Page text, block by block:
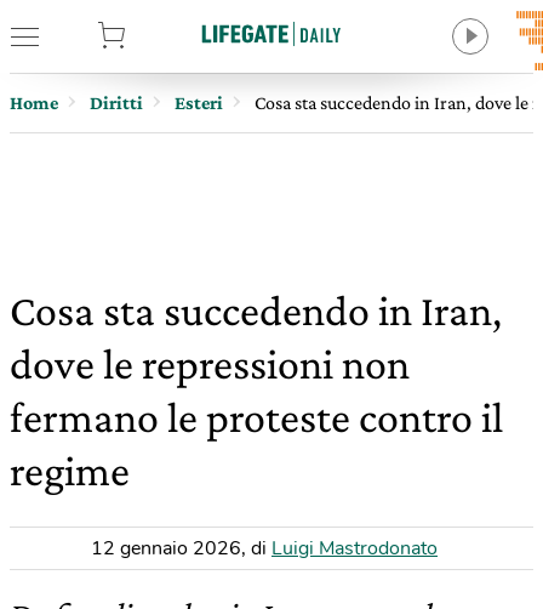
Home Diritti Esteri Cosa sta succedendo in Iran, dove
Cosa sta succedendo in Iran,
dove le repressioni non
fermano le proteste contro il
regime
12 gennaio 2026, di Luigi Mastrodonato